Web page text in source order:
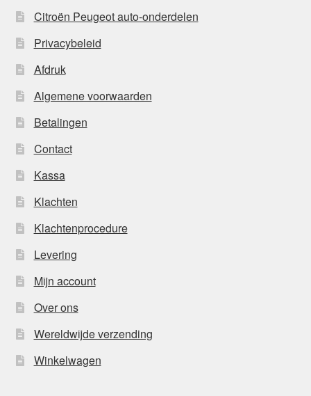
Citroën Peugeot auto-onderdelen
Privacybeleid
Afdruk
Algemene voorwaarden
Betalingen
Contact
Kassa
Klachten
Klachtenprocedure
Levering
Mijn account
Over ons
Wereldwijde verzending
Winkelwagen